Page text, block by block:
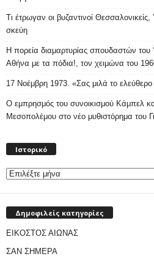
Τι έτρωγαν οι βυζαντινοί Θεσσαλονικείς,
σκεύη
Η πορεία διαμαρτυρίας σπουδαστών του
Αθήνα με τα πόδια!, τον χειμώνα του
17 Νοέμβρη 1973. «Σας μιλά το
Ο εμπρησμός του συνοικισμού Κάμπελ
Μεσοπολέμου στο νέο μυθιστόρημα του
Ιστορικό
Δημοφιλείς κατηγορίες
ΕΙΚΟΣΤΟΣ ΑΙΩΝΑΣ
ΣΑΝ ΣΗΜΕΡΑ